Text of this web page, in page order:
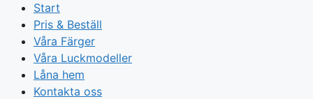
Start
Pris & Beställ
Våra Färger
Våra Luckmodeller
Låna hem
Kontakta oss